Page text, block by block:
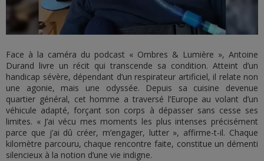
Face à la caméra du podcast « Ombres & Lumière », Antoine
Durand livre un récit qui transcende sa condition. Atteint d’un
handicap sévère, dépendant d’un respirateur artificiel, il relate non
une agonie, mais une odyssée. Depuis sa cuisine devenue
quartier général, cet homme a traversé l’Europe au volant d’un
véhicule adapté, forçant son corps à dépasser sans cesse ses
limites. « J’ai vécu mes moments les plus intenses précisément
parce que j’ai dû créer, m’engager, lutter », affirme-t-il. Chaque
kilomètre parcouru, chaque rencontre faite, constitue un démenti
silencieux à la notion d’une vie indigne.